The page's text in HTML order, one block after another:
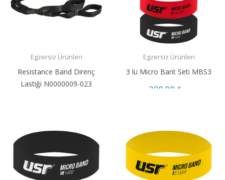
Egzersiz Ürünleri
Resistance Band Direnç
Lastiği N0000009-023
Egzersiz Ürünleri
3 lü Micro Bant Seti MBS3
309,99 ₺